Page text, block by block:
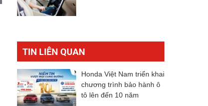
TIN LIÊN QUAN
Honda Việt Nam triển khai
chương trình bảo hành ô
tô lên đến 10 năm